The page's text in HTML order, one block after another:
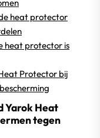
heat protector
heat protector is
Protector bij
Yarok Heat
tegen